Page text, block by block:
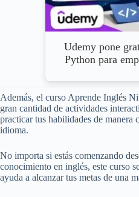
Udemy pone
Python para
Además, el curso Aprende Inglés
gran cantidad de actividades
practicar tus habilidades de manera
idioma.
No importa si estás comenzando
conocimiento en inglés, este curso
ayuda a alcanzar tus metas de una